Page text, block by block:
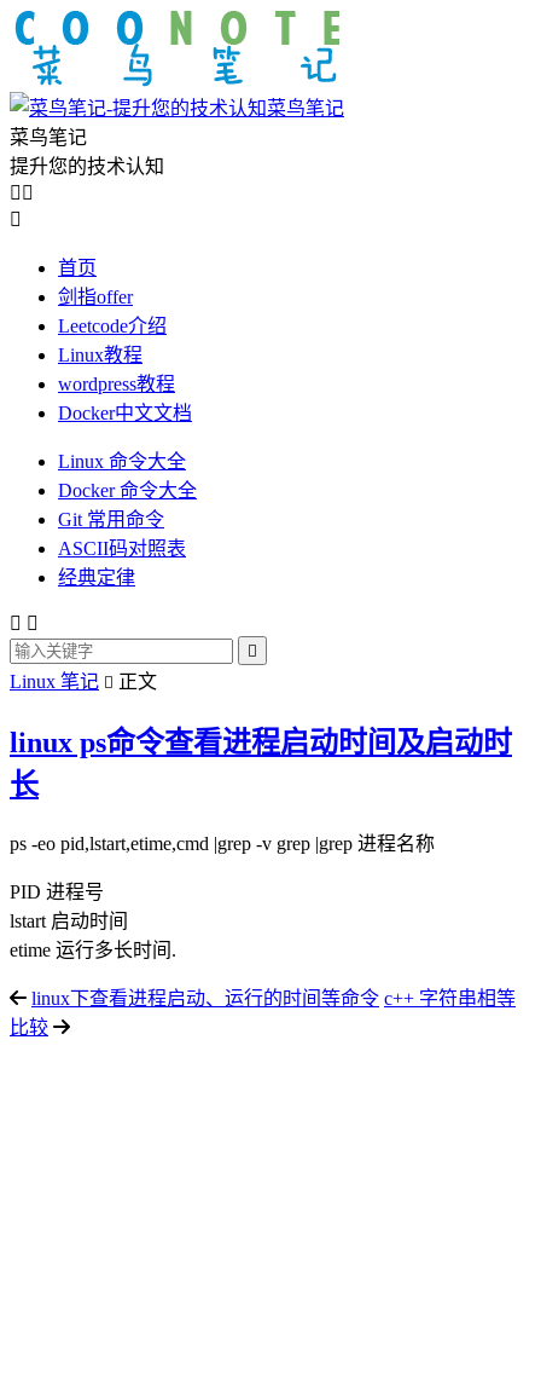
菜鸟笔记
菜鸟笔记
提升您的技术认知
 

首页
剑指offer
Leetcode介绍
Linux教程
wordpress教程
Docker中文文档
Linux 命令大全
Docker 命令大全
Git 常用命令
ASCII码对照表
经典定律
 

Linux 笔记  正文
linux ps命令查看进程启动时间及启动时
长
ps -eo pid,lstart,etime,cmd |grep -v grep |grep 进程名称
PID 进程号
lstart 启动时间
etime 运行多长时间.
linux下查看进程启动、运行的时间等命令 c++ 字符串相等
比较